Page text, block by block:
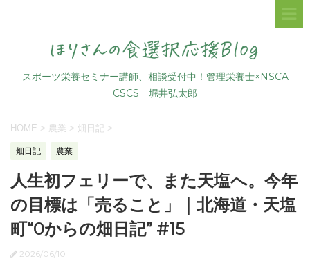
スポーツ栄養セミナー講師、相談受付中！管理栄養士×NSCA
CSCS 堀井弘太郎
HOME > 農業 > 畑日記 >
畑日記 農業
人生初フェリーで、また天塩へ。今年
の目標は「売ること」｜北海道・天塩
町“0からの畑日記” #15
2026/06/10